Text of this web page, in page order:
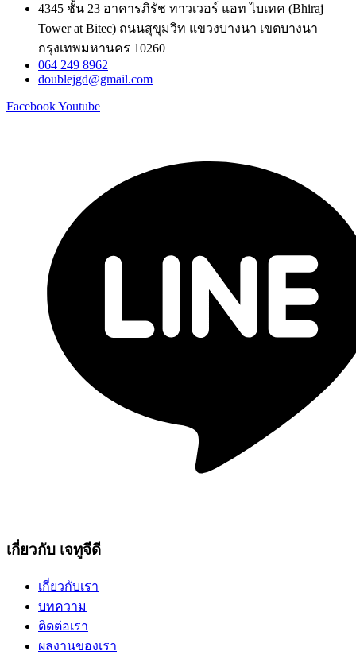
4345 ชั้น 23 อาคารภิรัช ทาวเวอร์ แอท ไบเทค (Bhiraj
Tower at Bitec) ถนนสุขุมวิท แขวงบางนา เขตบางนา
กรุงเทพมหานคร 10260
064 249 8962
doublejgd@gmail.com
FacebookYoutube
เกี่ยวกับ เจทูจีดี
เกี่ยวกับเรา
บทความ
ติดต่อเรา
ผลงานของเรา